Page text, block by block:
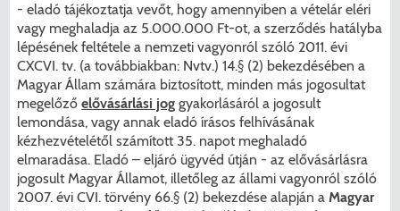
- eladó tájékoztatja vevőt, hogy amennyiben a vételár eléri
vagy meghaladja az 5.000.000 Ft-ot, a szerződés hatályba
lépésének feltétele a nemzeti vagyonról szóló 2011. évi
CXCVI. tv. (a továbbiakban: Nvtv.) 14.§ (2) bekezdésében a
Magyar Állam számára biztosított, minden más jogosultat
megelőzőelővásárlási jog gyakorlásáról a jogosult
lemondása, vagy annak eladó írásos felhívásának
kézhezvételétől számított 35. napot meghaladó
elmaradása. Eladó – eljáró ügyvéd útján - az elővásárlásra
jogosult Magyar Államot, illetőleg az állami vagyonról szóló
2007. évi CVI. törvény 66.§ (2) bekezdése alapján aMagyar